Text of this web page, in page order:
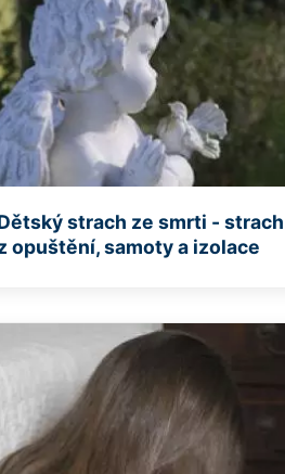
strach ze smrti - strach
opuštění, samoty a izolace